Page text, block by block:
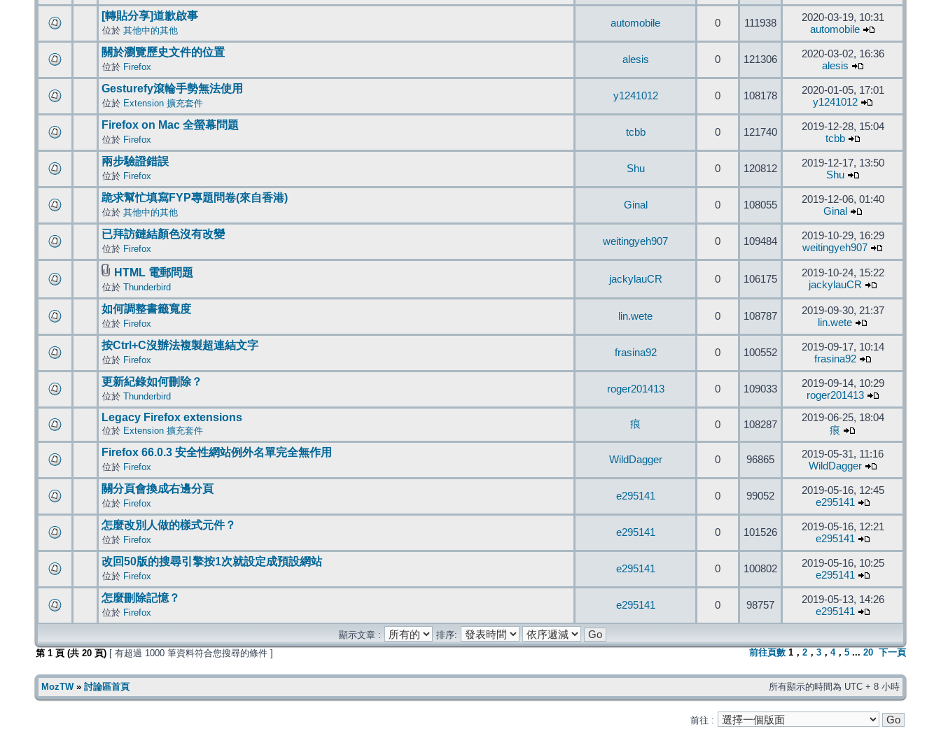
[轉貼分享]道歉啟事
位於 其他中的其他
automobile 0 111938
2020-03-19, 10:31
automobile
關於瀏覽歷史文件的位置
位於 Firefox
alesis 0 121306
2020-03-02, 16:36
alesis
Gesturefy滾輪手勢無法使用
位於 Extension 擴充套件
y1241012 0 108178
2020-01-05, 17:01
y1241012
Firefox on Mac 全螢幕問題
位於 Firefox
tcbb 0 121740
2019-12-28, 15:04
tcbb
兩步驗證錯誤
位於 Firefox
Shu 0 120812
2019-12-17, 13:50
Shu
跪求幫忙填寫FYP專題問卷(來自香港)
位於 其他中的其他
Ginal 0 108055
2019-12-06, 01:40
Ginal
已拜訪鏈結顏色沒有改變
位於 Firefox
weitingyeh907 0 109484
2019-10-29, 16:29
weitingyeh907
HTML 電郵問題
位於 Thunderbird
jackylauCR 0 106175
2019-10-24, 15:22
jackylauCR
如何調整書籤寬度
位於 Firefox
lin.wete 0 108787
2019-09-30, 21:37
lin.wete
按Ctrl+C沒辦法複製超連結文字
位於 Firefox
frasina92 0 100552
2019-09-17, 10:14
frasina92
更新紀錄如何刪除？
位於 Thunderbird
roger201413 0 109033
2019-09-14, 10:29
roger201413
Legacy Firefox extensions
位於 Extension 擴充套件
痕 0 108287
2019-06-25, 18:04
痕
Firefox 66.0.3 安全性網站例外名單完全無作用
位於 Firefox
WildDagger 0 96865
2019-05-31, 11:16
WildDagger
關分頁會換成右邊分頁
位於 Firefox
e295141 0 99052
2019-05-16, 12:45
e295141
怎麼改別人做的樣式元件？
位於 Firefox
e295141 0 101526
2019-05-16, 12:21
e295141
改回50版的搜尋引擎按1次就設定成預設網站
位於 Firefox
e295141 0 100802
2019-05-16, 10:25
e295141
怎麼刪除記憶？
位於 Firefox
e295141 0 98757
2019-05-13, 14:26
e295141
顯示文章 :
排序:
第 1 頁 (共 20 頁) [ 有超過 1000 筆資料符合您搜尋的條件 ] 前往頁數 1 ， 2 ， 3 ， 4， 5 ... 20 下一頁
MozTW» 討論區首頁 所有顯示的時間為 UTC + 8 小時
前往 :